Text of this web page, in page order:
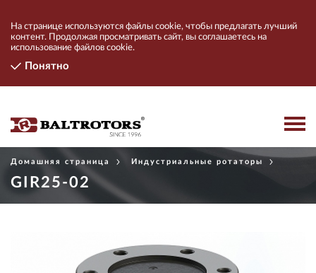
На странице используются файлы cookie, чтобы предлагать лучший
контент. Продолжая просматривать сайт, вы соглашаетесь на
использование файлов cookie.
Понятно
КОНТАКТЫ
НАЙТИ ДИЛЕРОВ
Домашняя страница Индустриальные ротаторы
GIR25-02